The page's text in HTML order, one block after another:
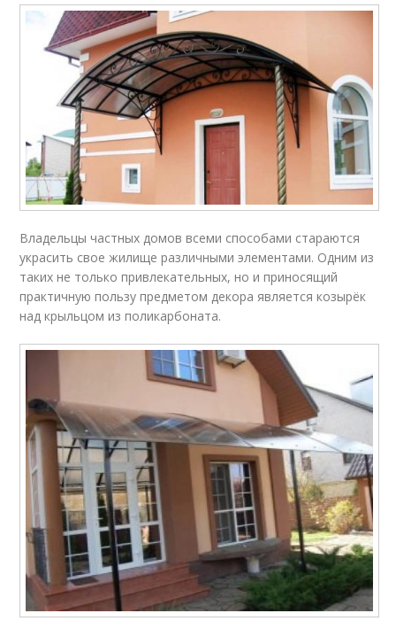
Владельцы частных домов всеми способами стараются
украсить свое жилище различными элементами. Одним из
таких не только привлекательных, но и приносящий
практичную пользу предметом декора является козырёк
над крыльцом из поликарбоната.